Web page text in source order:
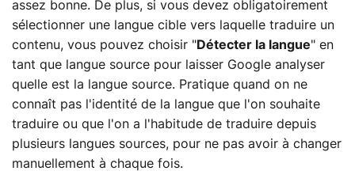
assez bonne. De plus, si vous devez obligatoirement
sélectionner une langue cible vers laquelle traduire un
contenu, vous pouvez choisir "Détecter la langue" en
tant que langue source pour laisser Google analyser
quelle est la langue source. Pratique quand on ne
connaît pas l'identité de la langue que l'on souhaite
traduire ou que l'on a l'habitude de traduire depuis
plusieurs langues sources, pour ne pas avoir à changer
manuellement à chaque fois.